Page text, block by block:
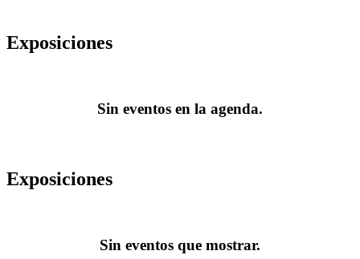
Exposiciones
Sin eventos en la agenda.
Exposiciones
Sin eventos que mostrar.